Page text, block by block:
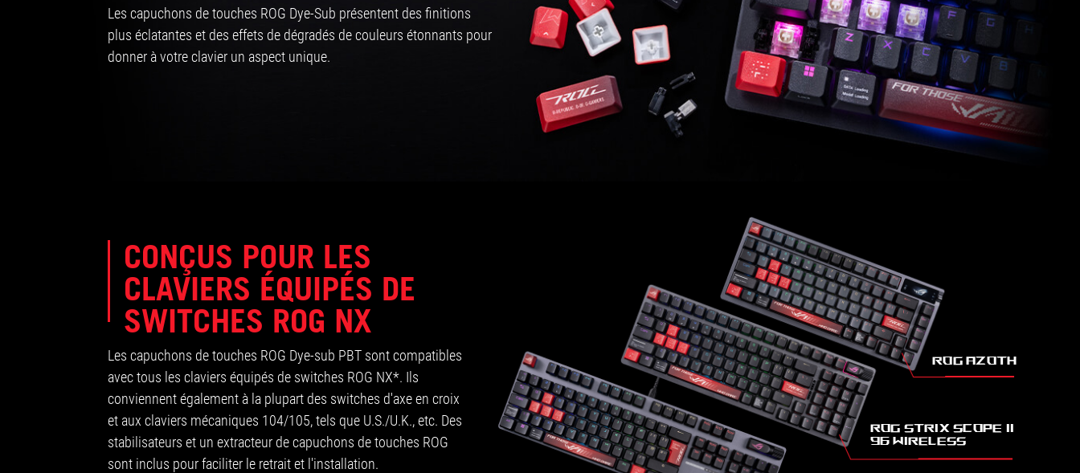
Les capuchons de touches ROG Dye-Sub présentent des finitions
plus éclatantes et des effets de dégradés de couleurs étonnants pour
donner à votre clavier un aspect unique.
CONÇUS POUR LES
CLAVIERS ÉQUIPÉS DE
SWITCHES ROG NX
Les capuchons de touches ROG Dye-sub PBT sont compatibles
avec tous les claviers équipés de switches ROG NX*. Ils
conviennent également à la plupart des switches d'axe en croix
et aux claviers mécaniques 104/105, tels que U.S./U.K., etc. Des
stabilisateurs et un extracteur de capuchons de touches ROG
sont inclus pour faciliter le retrait et l'installation.
Rog Azoth
Rog Strix Scope II
96 Wireless